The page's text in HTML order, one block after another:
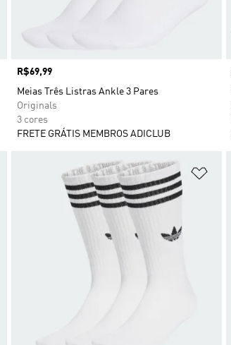
Preço
R$69,99
Meias Três Listras Ankle 3 Pares
Originals
3 cores
FRETE GRÁTIS MEMBROS ADICLUB
Adicionar à Lista de Desejos